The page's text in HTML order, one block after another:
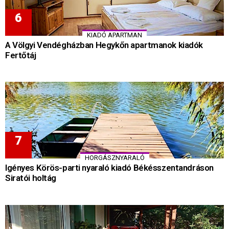
KIADÓ APARTMAN
A Völgyi Vendégházban Hegykőn apartmanok kiadók
Fertőtáj
HORGÁSZNYARALÓ
Igényes Körös-parti nyaraló kiadó Békésszentandráson
Siratói holtág